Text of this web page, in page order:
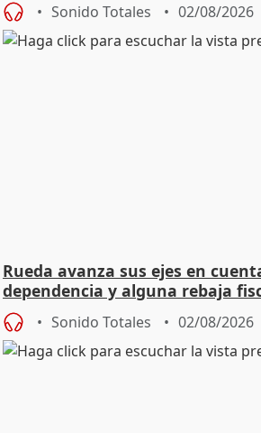
Sonido Totales 02/08/2026
Rueda avanza sus ejes en
dependencia y alguna rebaja
vivienda
Sonido Totales 02/08/2026